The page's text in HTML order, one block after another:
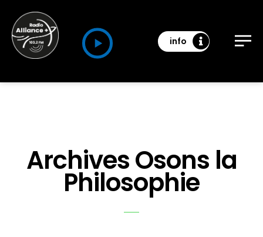
info
Archives Osons la
Philosophie